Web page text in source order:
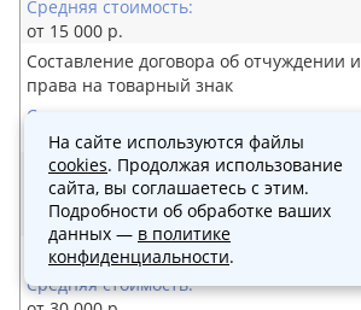
от 15 000 р.
Составление договора об отчуждении
права на товарный знак
от 10 000 р.
Проверка товарного знака на
от 10 000 р.
Патентные услуги
На сайте используются файлы
cookies. Продолжая использование
сайта, вы соглашаетесь с этим.
Подробности об обработке ваших
данных — в политике
конфиденциальности.